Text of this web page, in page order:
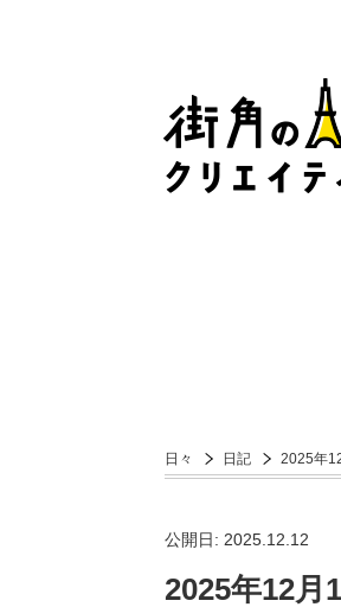
日々 日記 2025年
公開日: 2025.12.12
2025年12月